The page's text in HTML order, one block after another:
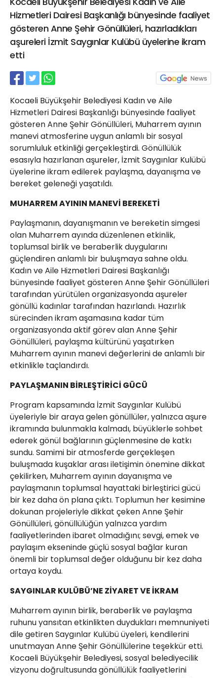
Hizmetleri Dairesi Başkanlığı bünyesinde faaliyet
gösteren Anne Şehir Gönüllüleri, hazırladıkları
aşureleri İzmit Saygınlar Kulübü üyelerine ikram
etti
Kocaeli Büyükşehir Belediyesi Kadın ve Aile
Hizmetleri Dairesi Başkanlığı bünyesinde faaliyet
gösteren Anne Şehir Gönüllüleri, Muharrem ayının
manevi atmosferine uygun anlamlı bir sosyal
sorumluluk etkinliği gerçekleştirdi. Gönüllülük
esasıyla hazırlanan aşureler, İzmit Saygınlar Kulübü
üyelerine ikram edilerek paylaşma, dayanışma ve
bereket geleneği yaşatıldı.
MUHARREM AYININ MANEVİ BEREKETİ
Paylaşmanın, dayanışmanın ve bereketin simgesi
olan Muharrem ayında düzenlenen etkinlik,
toplumsal birlik ve beraberlik duygularını
güçlendiren anlamlı bir buluşmaya sahne oldu.
Kadın ve Aile Hizmetleri Dairesi Başkanlığı
bünyesinde faaliyet gösteren Anne Şehir Gönüllüleri
tarafından yürütülen organizasyonda aşureler
gönüllü kadınlar tarafından hazırlandı. Hazırlık
sürecinden ikram aşamasına kadar tüm
organizasyonda aktif görev alan Anne Şehir
Gönüllüleri, paylaşma kültürünü yaşatırken
Muharrem ayının manevi değerlerini de anlamlı bir
etkinlikle taçlandırdı.
PAYLAŞMANIN BİRLEŞTİRİCİ GÜCÜ
Program kapsamında İzmit Saygınlar Kulübü
üyeleriyle bir araya gelen gönüllüler, yalnızca aşure
ikramında bulunmakla kalmadı, büyüklerle sohbet
ederek gönül bağlarının güçlenmesine de katkı
sundu. Samimi bir atmosferde gerçekleşen
buluşmada kuşaklar arası iletişimin önemine dikkat
çekilirken, Muharrem ayının dayanışma ve
paylaşmanın toplumsal hayattaki birleştirici gücü
bir kez daha ön plana çıktı. Toplumun her kesimine
dokunan projeleriyle dikkat çeken Anne Şehir
Gönüllüleri, gönüllülüğün yalnızca yardım
faaliyetlerinden ibaret olmadığını; sevgi, emek ve
paylaşım ekseninde güçlü sosyal bağlar kuran
önemli bir toplumsal değer olduğunu bir kez daha
ortaya koydu.
SAYGINLAR KULÜBÜ’NE ZİYARET VE İKRAM
Muharrem ayının birlik, beraberlik ve paylaşma
ruhunu yansıtan etkinlikten duydukları memnuniyeti
dile getiren Saygınlar Kulübü üyeleri, kendilerini
unutmayan Anne Şehir Gönüllülerine teşekkür etti.
Kocaeli Büyükşehir Belediyesi, sosyal belediyecilik
vizyonu doğrultusunda gönüllülük faaliyetlerini
21 Gölcük
02624132333
haber@golcukpostasi.com